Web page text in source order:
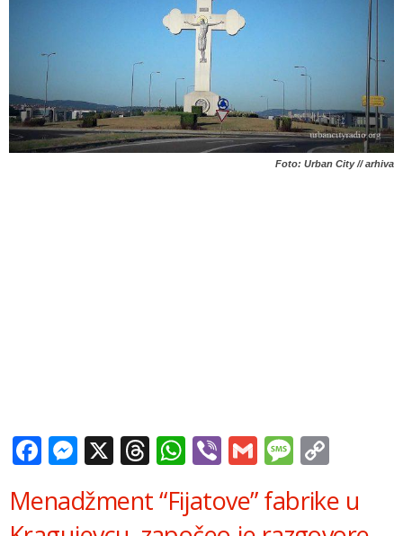
Foto: Urban City // arhiva
Facebook
Messenger
X Threads
WhatsApp
ViberGmail
Menadžment “Fijatove” fabrike u